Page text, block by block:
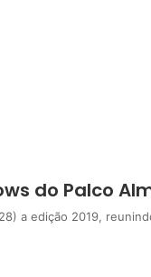
do Palco
a edição 2019,